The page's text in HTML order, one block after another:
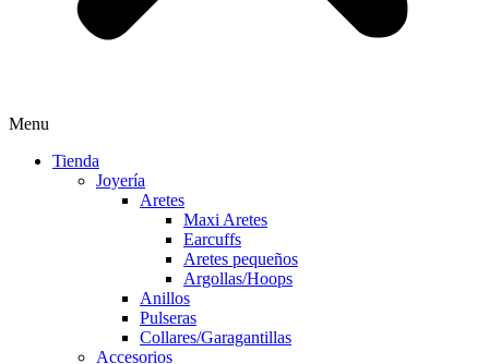
Menu
Tienda
Joyería
Aretes
Maxi Aretes
Earcuffs
Aretes pequeños
Argollas/Hoops
Anillos
Pulseras
Collares/Garagantillas
Accesorios